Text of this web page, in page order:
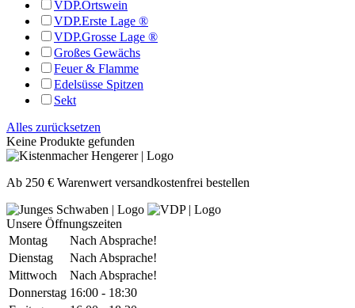
VDP.Ortswein
VDP.Erste Lage ®
VDP.Grosse Lage ®
Großes Gewächs
Feuer & Flamme
Edelsüsse Spitzen
Sekt
Alles zurücksetzen
Keine Produkte gefunden
Ab 250 € Warenwert versandkostenfrei bestellen
Unsere Öffnungszeiten
Montag
Nach Absprache!
Dienstag
Nach Absprache!
Mittwoch
Nach Absprache!
Donnerstag 16:00 - 18:30